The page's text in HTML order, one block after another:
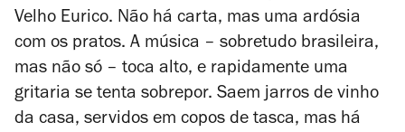
Velho Eurico. Não há carta, mas uma ardósia
com os pratos. A música – sobretudo brasileira,
mas não só – toca alto, e rapidamente uma
gritaria se tenta sobrepor. Saem jarros de vinho
da casa, servidos em copos de tasca, mas há